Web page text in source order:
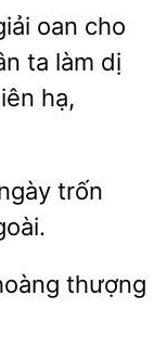
oan
ta làm dị
hạ,
trốn
thượng